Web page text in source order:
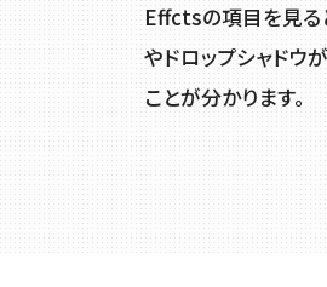
Effctsの項目を見る
やドロップシャドウ
ことが分かります。